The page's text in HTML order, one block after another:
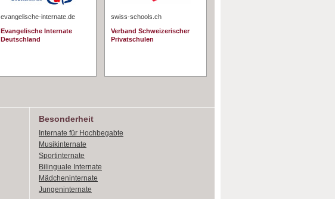
evangelische-internate.de
Evangelische Internate
Deutschland
swiss-schools.ch
Verband Schweizerischer
Privatschulen
Besonderheit
Internate für Hochbegabte
Musikinternate
Sportinternate
Bilinguale Internate
Mädcheninternate
Jungeninternate